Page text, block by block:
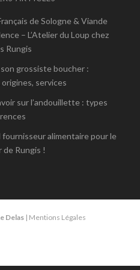
de Sologne & Viande
– L’Atelier du Loup chez
Rungis
grossiste boucher :
services
sur l’andouillette : types
fournisseur alimentaire pour le
de Rungis !
Delas | Mentions Légales